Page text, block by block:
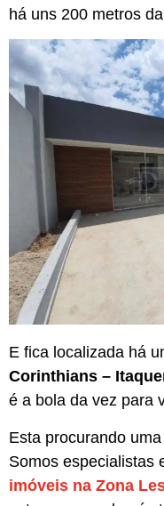
há uns 200 metros
E fica localizada há
Corinthians –
é a bola da vez para
Esta procurando uma
Somos especialistas
imóveis na Zona